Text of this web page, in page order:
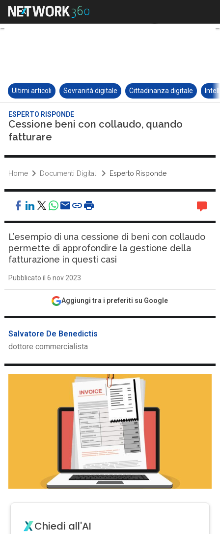
Ultimi articoli Sovranità digitale Cittadinanza digitale
ESPERTO RISPONDE
Cessione beni con collaudo, quando
fatturare
Home Documenti Digitali Esperto Risponde
L’esempio di una cessione di beni con collaudo
permette di approfondire la gestione della
fatturazione in questi casi
Pubblicato il 6 nov 2023
Aggiungi tra i preferiti su Google
Salvatore De Benedictis
dottore commercialista
Chiedi all'AI